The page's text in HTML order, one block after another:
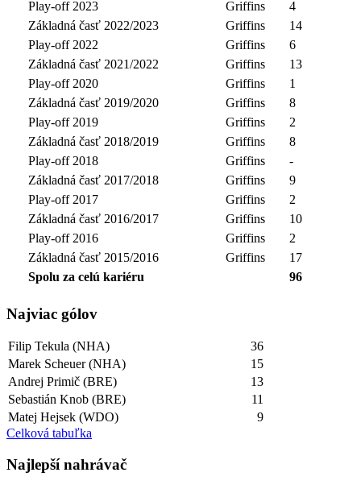
Play-off 2023
Griffins
4
Základná časť 2022/2023
Griffins
14
Play-off 2022
Griffins
6
Základná časť 2021/2022
Griffins
13
Play-off 2020
Griffins
1
Základná časť 2019/2020
Griffins
8
Play-off 2019
Griffins
2
Základná časť 2018/2019
Griffins
8
Play-off 2018
Griffins
-
Základná časť 2017/2018
Griffins
9
Play-off 2017
Griffins
2
Základná časť 2016/2017
Griffins
10
Play-off 2016
Griffins
2
Základná časť 2015/2016
Griffins
17
Spolu za celú kariéru
96
Najviac gólov
Filip Tekula (NHA)
36
Marek Scheuer (NHA)
15
Andrej Primič (BRE)
13
Sebastián Knob (BRE)
11
Matej Hejsek (WDO)
9
Celková tabuľka
Najlepší­ nahrávač